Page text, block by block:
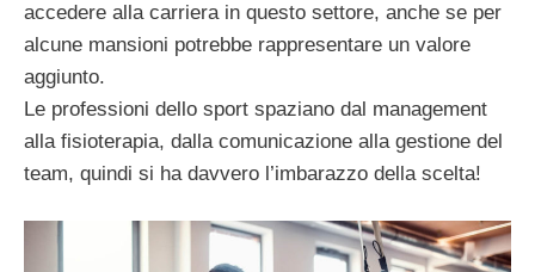
accedere alla carriera in questo settore, anche se per
alcune mansioni potrebbe rappresentare un valore
aggiunto.
Le professioni dello sport spaziano dal management
alla fisioterapia, dalla comunicazione alla gestione del
team, quindi si ha davvero l’imbarazzo della scelta!